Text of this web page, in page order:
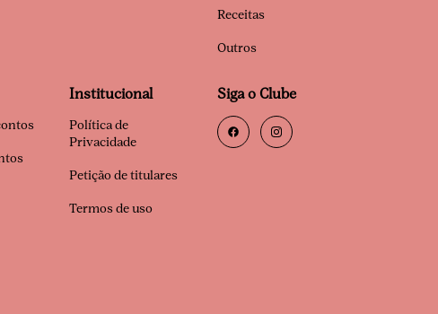
Receitas
Outros
Institucional
Política de
Privacidade
Petição de titulares
Termos de uso
Siga o Clube